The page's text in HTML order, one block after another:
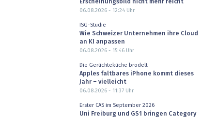
Erscheinungsbild nicht mehr reicht
06.08.2026 - 12:24Uhr
ISG-Studie
Wie Schweizer Unternehmen ihre Cloud
an KI anpassen
06.08.2026 - 15:46Uhr
Die Gerüchteküche brodelt
Apples faltbares iPhone kommt dieses
Jahr – vielleicht
06.08.2026 - 11:37Uhr
Erster CAS im September 2026
Uni Freiburg und GS1 bringen Category